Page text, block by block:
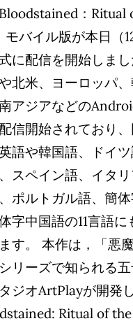
：Ritual
バイル版が本日（
に配信を開始しま
北米、ヨーロッパ
アジアなどの
信開始されており
語や韓国語、ドイ
スペイン語、イタ
ポルトガル語、簡
字中国語の11言語に
す。 本作は，「悪
リーズで知られる
ジオArtPlayが開発
Ritual of